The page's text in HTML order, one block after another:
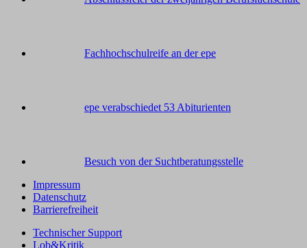
Fachhochschulreife an der epe
epe verabschiedet 53 Abiturienten
Besuch von der Suchtberatungsstelle
Impressum
Datenschutz
Barrierefreiheit
Technischer Support
Lob&Kritik